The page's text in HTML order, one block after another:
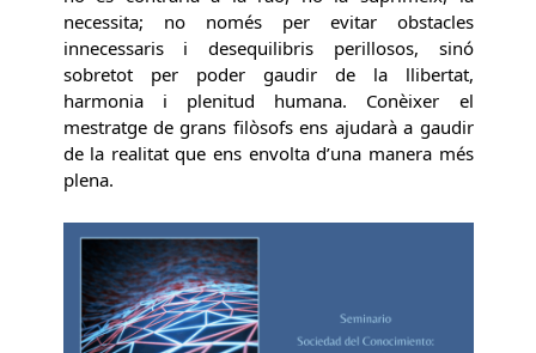
necessita; no només per evitar obstacles
innecessaris i desequilibris perillosos, sinó
sobretot per poder gaudir de la llibertat,
harmonia i plenitud humana. Conèixer el
mestratge de grans filòsofs ens ajudarà a gaudir
de la realitat que ens envolta d’una manera més
plena.